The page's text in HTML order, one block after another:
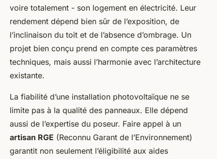
voire totalement - son logement en électricité. Leur
rendement dépend bien sûr de l’exposition, de
l’inclinaison du toit et de l’absence d’ombrage. Un
projet bien conçu prend en compte ces paramètres
techniques, mais aussi l’harmonie avec l’architecture
existante.
La fiabilité d’une installation photovoltaïque ne se
limite pas à la qualité des panneaux. Elle dépend
aussi de l’expertise du poseur. Faire appel à un
artisan RGE (Reconnu Garant de l’Environnement)
garantit non seulement l’éligibilité aux aides